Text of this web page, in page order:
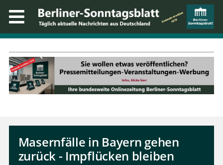
Masernfälle in Bayern gehen
zurück - Impflücken bleiben